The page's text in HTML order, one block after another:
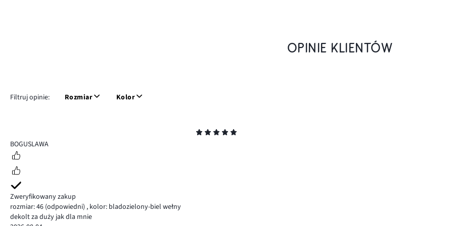
OPINIE KLIENTÓW
Filtruj opinie: Rozmiar Kolor
5
BOGUSLAWA
Zweryfikowany zakup
rozmiar: 46 (odpowiedni) , kolor: bladozielony-biel wełny
dekolt za duży jak dla mnie